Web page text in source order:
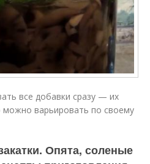
все добавки сразу — их
варьировать по своему
Опята, соленые